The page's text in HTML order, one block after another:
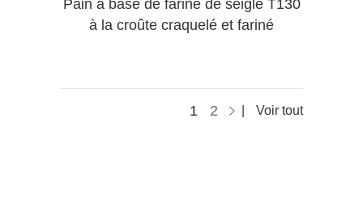
Pain à base de farine de seigle T130
à la croûte craquelé et fariné
1 2 Voir tout